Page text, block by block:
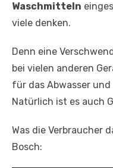
Waschmitteln
viele denken.
Denn eine
bei vielen anderen
für das Abwasser
Natürlich ist es auch
Was die Verbraucher
Bosch: